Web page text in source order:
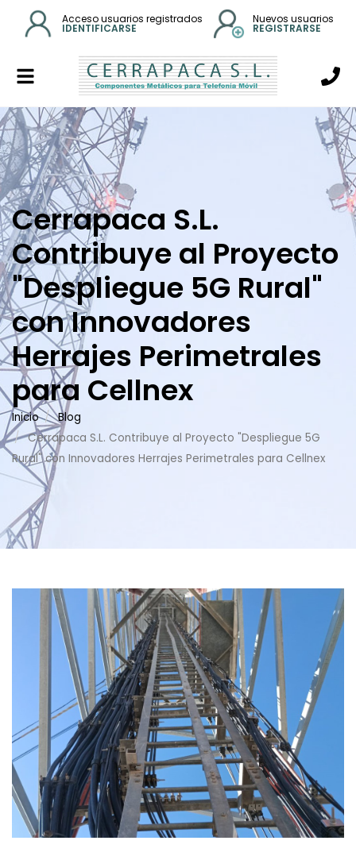
Acceso usuarios registrados
IDENTIFICARSE
Nuevos usuarios
REGISTRARSE
Alternar
navegación
Cerrapaca S.L.
Contribuye al Proyecto
"Despliegue 5G Rural"
con Innovadores
Herrajes Perimetrales
para Cellnex
Inicio
Blog
Cerrapaca S.L. Contribuye al Proyecto "Despliegue 5G
Rural" con Innovadores Herrajes Perimetrales para Cellnex